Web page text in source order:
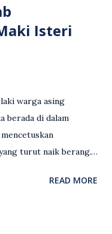
Isteri
warga asing
berada di dalam
turut naik berang.
pemandu Grab
READ MORE